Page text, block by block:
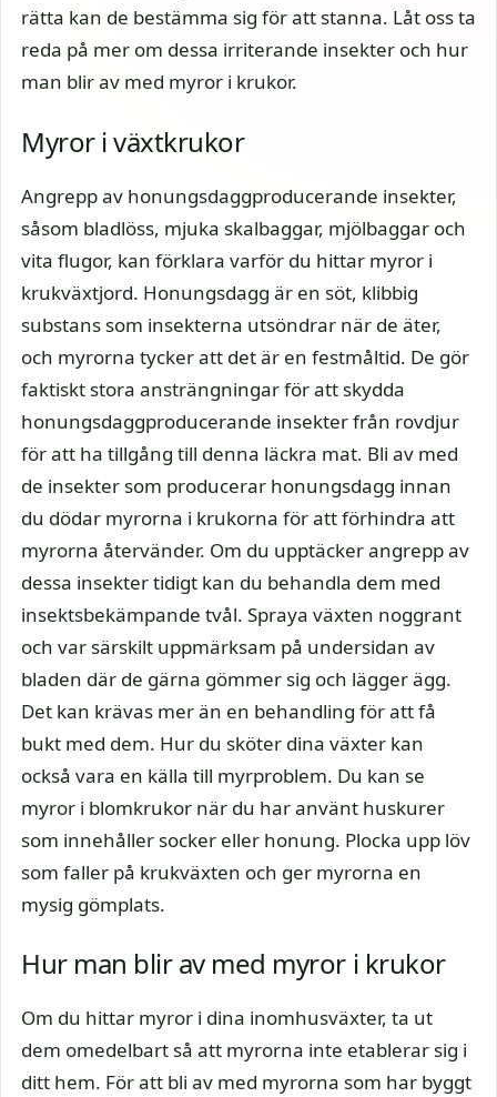
rätta kan de bestämma sig för att stanna. Låt oss ta
reda på mer om dessa irriterande insekter och hur
man blir av med myror i krukor.
Myror i växtkrukor
Angrepp av honungsdaggproducerande insekter,
såsom bladlöss, mjuka skalbaggar, mjölbaggar och
vita flugor, kan förklara varför du hittar myror i
krukväxtjord. Honungsdagg är en söt, klibbig
substans som insekterna utsöndrar när de äter,
och myrorna tycker att det är en festmåltid. De gör
faktiskt stora ansträngningar för att skydda
honungsdaggproducerande insekter från rovdjur
för att ha tillgång till denna läckra mat. Bli av med
de insekter som producerar honungsdagg innan
du dödar myrorna i krukorna för att förhindra att
myrorna återvänder. Om du upptäcker angrepp av
dessa insekter tidigt kan du behandla dem med
insektsbekämpande tvål. Spraya växten noggrant
och var särskilt uppmärksam på undersidan av
bladen där de gärna gömmer sig och lägger ägg.
Det kan krävas mer än en behandling för att få
bukt med dem. Hur du sköter dina växter kan
också vara en källa till myrproblem. Du kan se
myror i blomkrukor när du har använt huskurer
som innehåller socker eller honung. Plocka upp löv
som faller på krukväxten och ger myrorna en
mysig gömplats.
Hur man blir av med myror i krukor
Om du hittar myror i dina inomhusväxter, ta ut
dem omedelbart så att myrorna inte etablerar sig i
ditt hem. För att bli av med myrorna som har byggt